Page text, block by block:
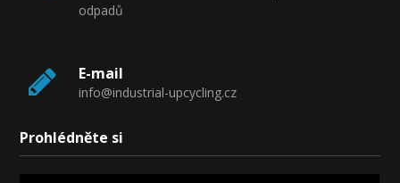
odpadů
E-mail
info@industrial-upcycling.cz
Prohlédněte si